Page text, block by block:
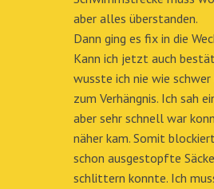
aber alles überstanden.
Dann ging es fix in die
Kann ich jetzt auch
wusste ich nie wie
zum Verhängnis. Ich sah
aber sehr schnell war
näher kam. Somit
schon ausgestopfte
schlittern konnte. Ich